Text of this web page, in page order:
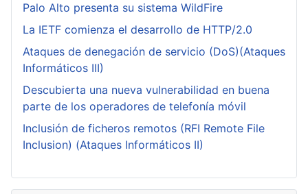
Palo Alto presenta su sistema WildFire
La IETF comienza el desarrollo de HTTP/2.0
Ataques de denegación de servicio (DoS)(Ataques
Informáticos III)
Descubierta una nueva vulnerabilidad en buena
parte de los operadores de telefonía móvil
Inclusión de ficheros remotos (RFI Remote File
Inclusion) (Ataques Informáticos II)